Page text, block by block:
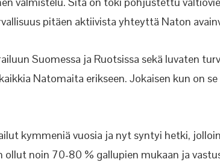
pitäen aktiivista yhteyttä Naton
Suomessa ja Ruotsissa sekä luvaten
Natomaita erikseen. Jokaisen kun on se
kymmeniä vuosia ja nyt syntyi hetki,
noin 70-80 % gallupien mukaan ja